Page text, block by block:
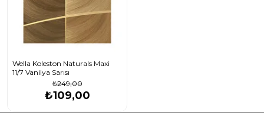
Wella Koleston Naturals Maxi
11/7 Vanilya Sarısı
₺249,00
₺109,00